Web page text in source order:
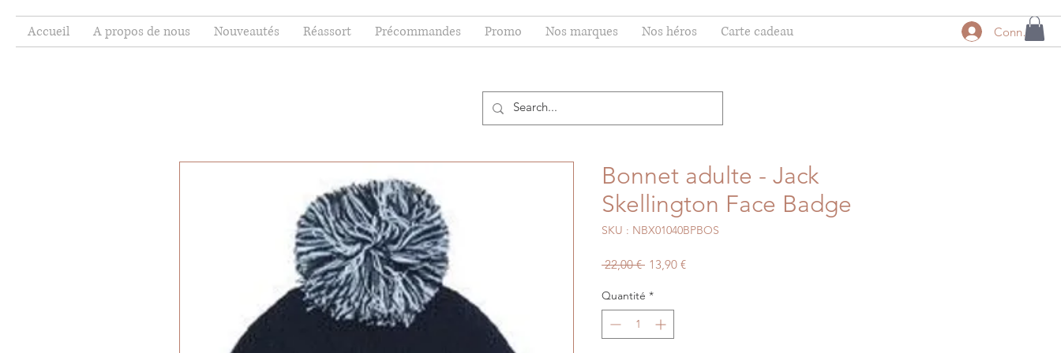
Accueil A propos de nous Nouveautés Réassort Précommandes Promo Nos marques Nos héros Carte cadeau Connexion
Bonnet adulte - Jack
Skellington Face Badge
SKU : NBX01040BPBOS
22,00 € Prix
13,90 €Prix
Quantité *